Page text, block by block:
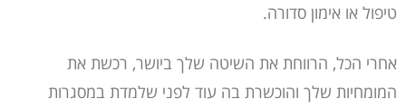
טיפול או אימון סדורה.
אחרי הכל, הרווחת את השיטה שלך ביושר, רכשת את
המומחיות שלך והוכשרת בה עוד לפני שלמדת במסגרות